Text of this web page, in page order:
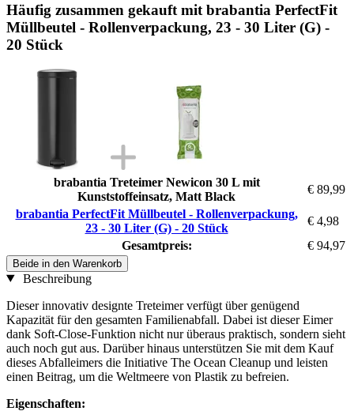
Häufig zusammen gekauft mit brabantia PerfectFit
Müllbeutel - Rollenverpackung, 23 - 30 Liter (G) -
20 Stück
brabantia Treteimer Newicon 30 L mit
Kunststoffeinsatz, Matt Black
€ 89,99
brabantia PerfectFit Müllbeutel - Rollenverpackung,
23 - 30 Liter (G) - 20 Stück
€ 4,98
Gesamtpreis:
€ 94,97
Beide in den Warenkorb
Beschreibung
Dieser innovativ designte Treteimer verfügt über genügend
Kapazität für den gesamten Familienabfall. Dabei ist dieser Eimer
dank Soft-Close-Funktion nicht nur überaus praktisch, sondern sieht
auch noch gut aus. Darüber hinaus unterstützen Sie mit dem Kauf
dieses Abfalleimers die Initiative The Ocean Cleanup und leisten
einen Beitrag, um die Weltmeere von Plastik zu befreien.
Eigenschaften: